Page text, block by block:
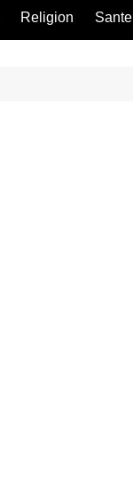
Religion Sante